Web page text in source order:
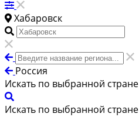
Хабаровск
Россия
Искать по выбранной стране
Искать по выбранной стране